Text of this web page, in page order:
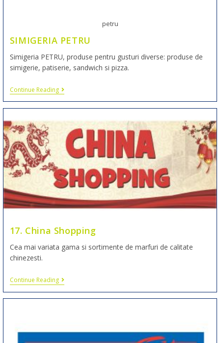
petru
SIMIGERIA PETRU
Simigeria PETRU, produse pentru gusturi diverse: produse de
simigerie, patiserie, sandwich si pizza.
Continue Reading
17. China Shopping
Cea mai variata gama si sortimente de marfuri de calitate
chinezesti.
Continue Reading